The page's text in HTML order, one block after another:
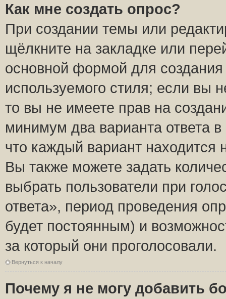
Как мне создать опрос?
При создании темы или
щёлкните на закладке или
основной формой для
используемого стиля; если вы
то вы не имеете прав на
минимум два варианта ответа
что каждый вариант находится
Вы также можете задать
выбрать пользователи при
ответа», период проведения
будет постоянным) и
за который они проголосовали.
Вернуться к началу
Почему я не могу добавить